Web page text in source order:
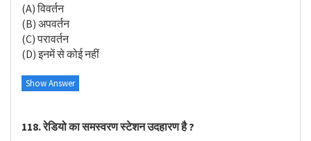
(A) विवर्तन
(B) अपवर्तन
(C) परावर्तन
(D) इनमें से कोई नहीं
Show Answer
118. रेडियो का समस्वरण स्टेशन उदहारण है ?